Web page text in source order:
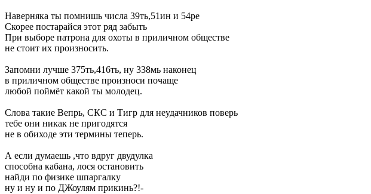
Наверняка ты помнишь числа 39ть,51ин и 54ре
Скорее постарайся этот ряд забыть
При выборе патрона для охоты в приличном обществе
не стоит их произносить.
Запомни лучше 375ть,416ть, ну 338мь наконец
в приличном обществе произноси почаще
любой поймёт какой ты молодец.
Слова такие Вепрь, СКС и Тигр для неудачников поверь
тебе они никак не пригодятся
не в обиходе эти термины теперь.
А если думаешь ,что вдруг двудулка
способна кабана, лося остановить
найди по физике шпаргалку
ну и ну и по ДЖоулям прикинь?!-